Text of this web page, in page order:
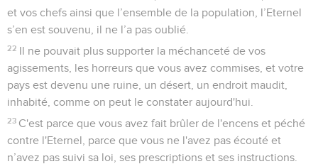
et vos chefs ainsi que l’ensemble de la population, l’Eternel
s’en est souvenu, il ne l’a pas oublié.
22 Il ne pouvait plus supporter la méchanceté de vos
agissements, les horreurs que vous avez commises, et votre
pays est devenu une ruine, un désert, un endroit maudit,
inhabité, comme on peut le constater aujourd'hui.
23 C'est parce que vous avez fait brûler de l'encens et péché
contre l'Eternel, parce que vous ne l'avez pas écouté et
n’avez pas suivi sa loi, ses prescriptions et ses instructions.